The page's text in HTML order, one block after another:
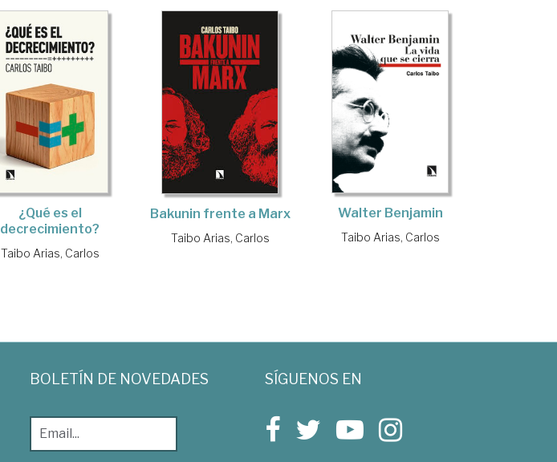
¿Qué es el
decrecimiento?
Taibo Arias, Carlos
Bakunin frente a Marx
Taibo Arias, Carlos
Walter Benjamin
Taibo Arias, Carlos
BOLETÍN DE NOVEDADES SÍGUENOS EN